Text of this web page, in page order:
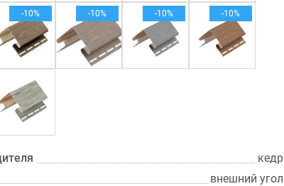
-10% -10% -10% -10%
кедр
внешний угол